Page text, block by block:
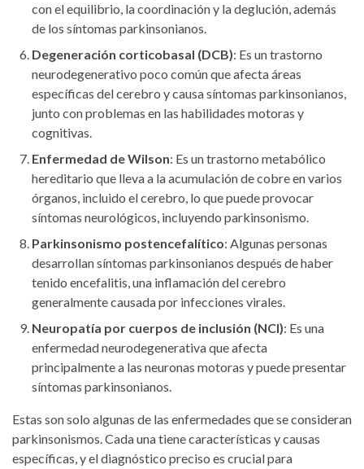
con el equilibrio, la coordinación y la deglución, además
de los síntomas parkinsonianos.
Degeneración corticobasal (DCB): Es un trastorno
neurodegenerativo poco común que afecta áreas
específicas del cerebro y causa síntomas parkinsonianos,
junto con problemas en las habilidades motoras y
cognitivas.
Enfermedad de Wilson: Es un trastorno metabólico
hereditario que lleva a la acumulación de cobre en varios
órganos, incluido el cerebro, lo que puede provocar
síntomas neurológicos, incluyendo parkinsonismo.
Parkinsonismo postencefalítico: Algunas personas
desarrollan síntomas parkinsonianos después de haber
tenido encefalitis, una inflamación del cerebro
generalmente causada por infecciones virales.
Neuropatía por cuerpos de inclusión (NCI): Es una
enfermedad neurodegenerativa que afecta
principalmente a las neuronas motoras y puede presentar
síntomas parkinsonianos.
Estas son solo algunas de las enfermedades que se consideran
parkinsonismos. Cada una tiene características y causas
específicas, y el diagnóstico preciso es crucial para